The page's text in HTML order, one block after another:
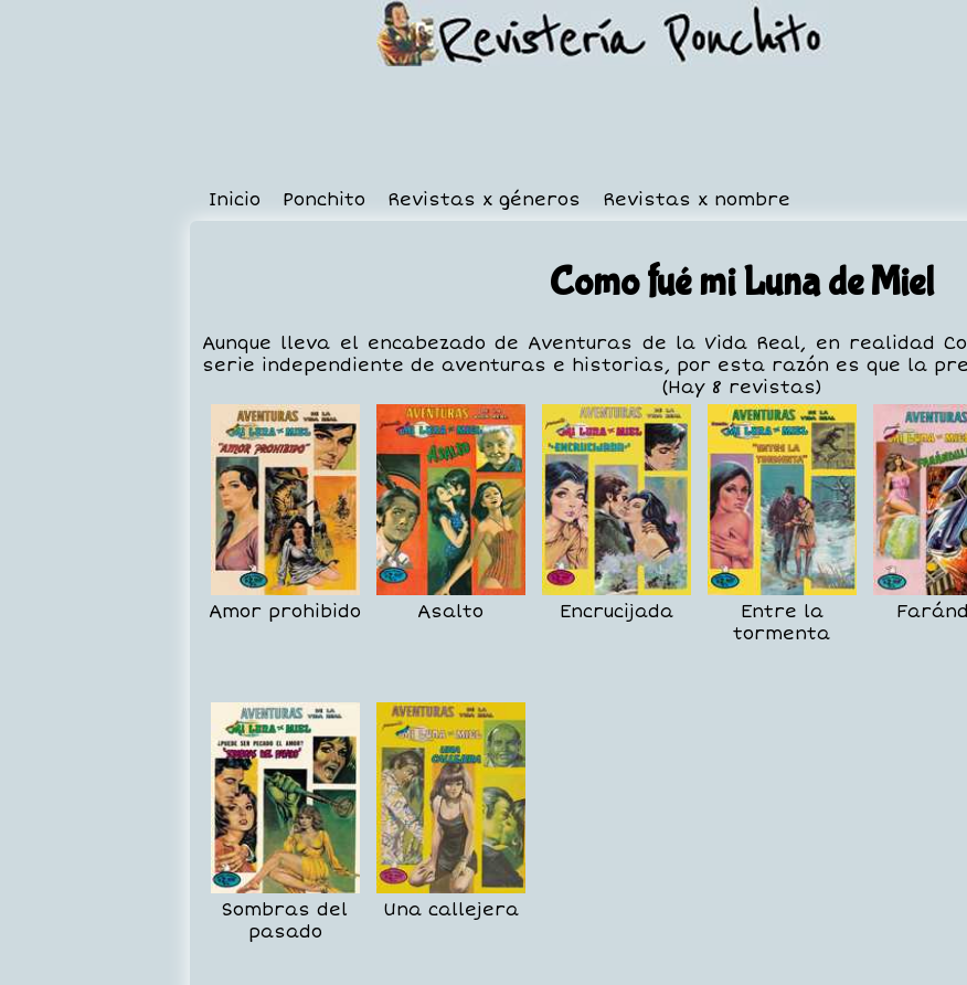
Inicio Ponchito Revistas x géneros Revistas x nombre
Como fué mi Luna de Miel
Aunque lleva el encabezado de Aventuras de la Vida Real, en realidad
serie independiente de aventuras e historias, por esta razón es que la
(Hay 8 revistas)
Amor prohibido Asalto Encrucijada
Entre la
tormenta
Sombras del
pasado
Una callejera